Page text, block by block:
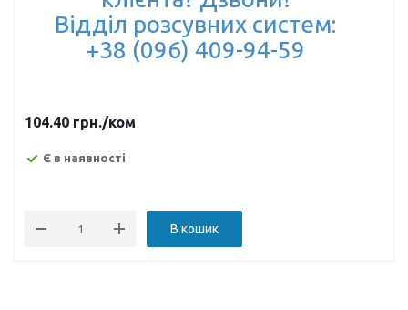
Відділ розсувних систем:
+38 (096) 409-94-59
104.40 грн./ком
Є в наявності
В кошик